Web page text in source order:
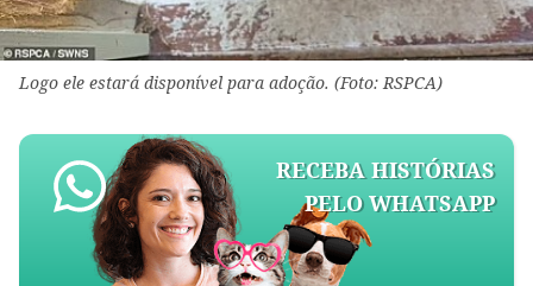
Logo ele estará disponível para adoção. (Foto: RSPCA)
RECEBA HISTÓRIAS
PELO WHATSAPP